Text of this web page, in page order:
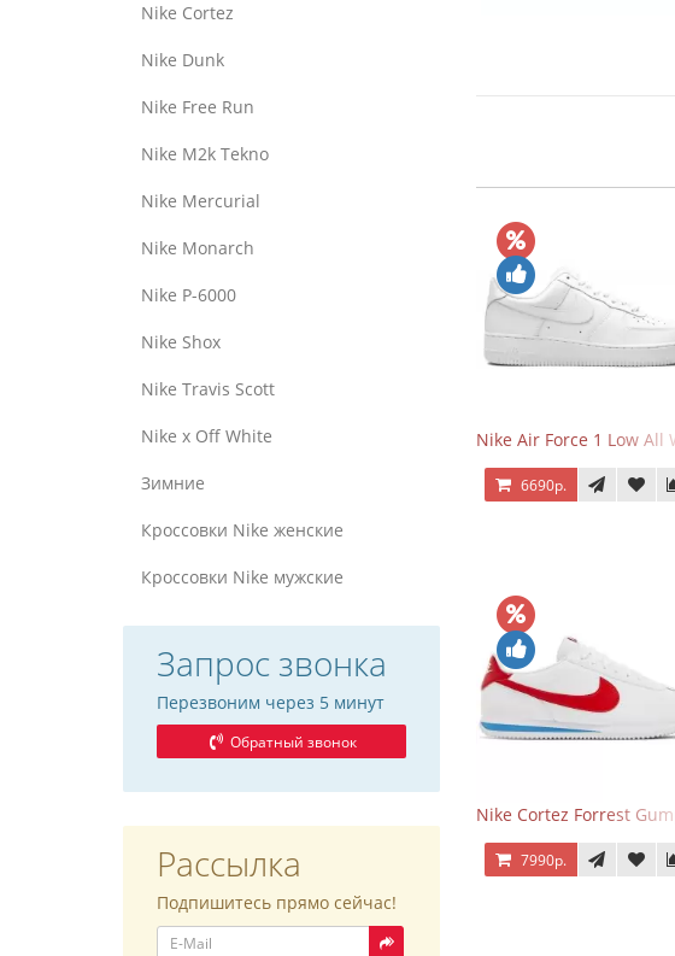
Nike Cortez
Nike Dunk
Nike Free Run
Nike M2k Tekno
Nike Mercurial
Nike Monarch
Nike P-6000
Nike Shox
Nike Travis Scott
Nike x Off White
Зимние
Кроссовки Nike женские
Кроссовки Nike мужские
Запрос звонка
Перезвоним через 5 минут
Обратный звонок
Рассылка
Подпишитесь прямо сейчас!
Nike Air Force 1 Low All
6690р.
Nike Cortez Forrest
7990р.